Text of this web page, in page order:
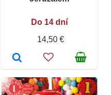
Do 14 dní
14,50 €